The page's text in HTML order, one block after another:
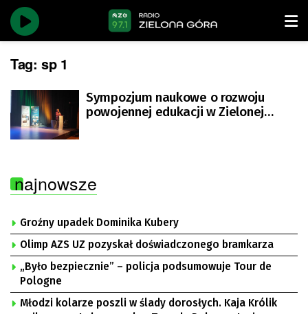
Tag: sp 1
Sympozjum naukowe o rozwoju
powojennej edukacji w Zielonej
najnowsze
Groźny upadek Dominika Kubery
Olimp AZS UZ pozyskał doświadczonego bramkarza
„Było bezpiecznie” – policja podsumowuje Tour de
Pologne
Młodzi kolarze poszli w ślady dorosłych. Kaja Królik